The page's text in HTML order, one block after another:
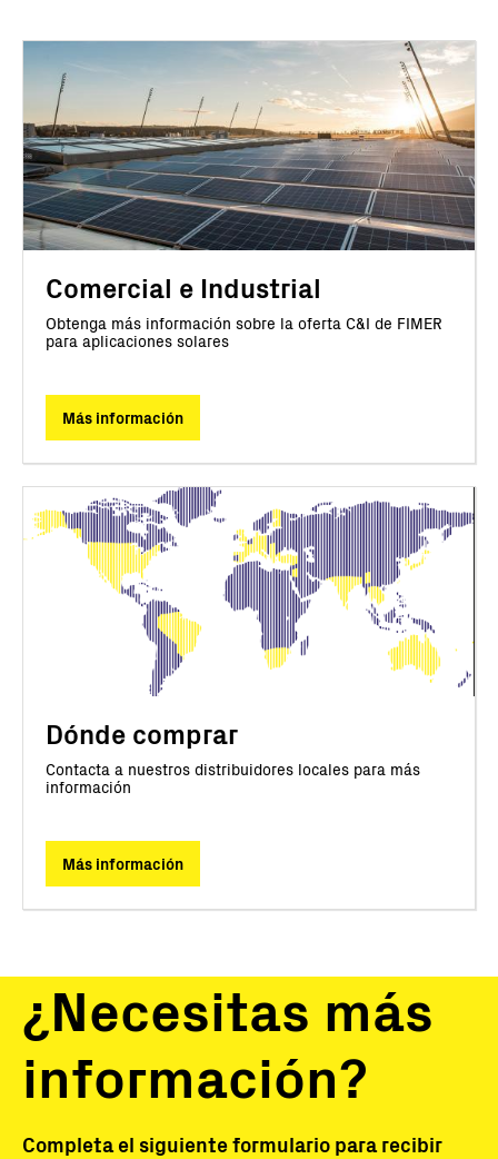
Comercial e Industrial
Obtenga más información sobre la oferta C&I de FIMER
para aplicaciones solares
Más información
Dónde comprar
Contacta a nuestros distribuidores locales para más
información
Más información
¿Necesitas más
información?
Completa el siguiente formulario para recibir